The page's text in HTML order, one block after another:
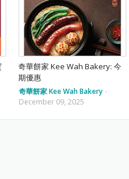
奇華餅家 Kee Wah Bakery: 今
期優惠
奇華餅家 Kee Wah Bakery -
December 09, 2025